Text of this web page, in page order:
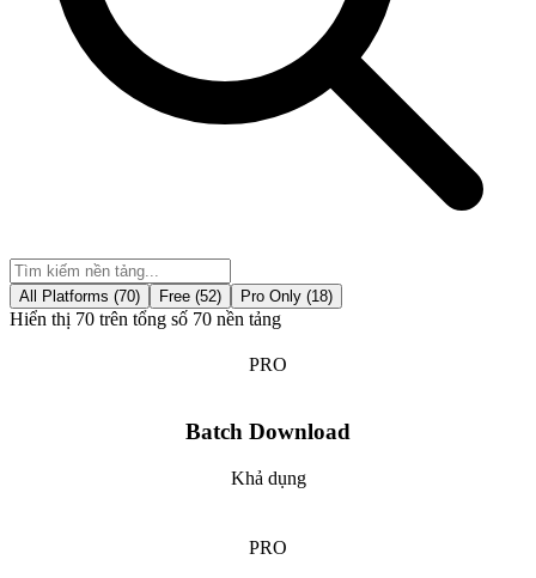
All Platforms (70) Free (52) Pro Only (18)
Hiển thị 70 trên tổng số 70 nền tảng
PRO
Batch Download
Khả dụng
PRO